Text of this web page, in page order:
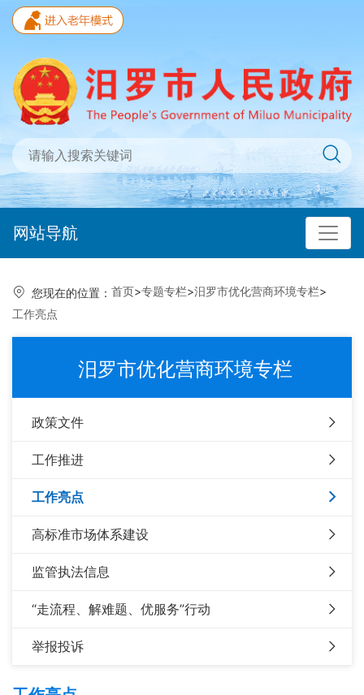
网站导航
您现在的位置： 首页>专题专栏>汨罗市优化营商环境专栏>
工作亮点
汨罗市优化营商环境专栏
政策文件
工作推进
工作亮点
高标准市场体系建设
监管执法信息
“走流程、解难题、优服务”行动
举报投诉